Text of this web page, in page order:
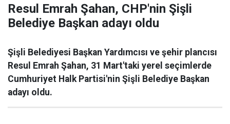
Resul Emrah Şahan, CHP'nin Şişli
Belediye Başkan adayı oldu
Şişli Belediyesi Başkan Yardımcısı ve şehir plancısı
Resul Emrah Şahan, 31 Mart'taki yerel seçimlerde
Cumhuriyet Halk Partisi'nin Şişli Belediye Başkan
adayı oldu.